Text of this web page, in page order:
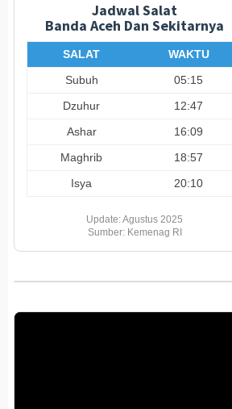
Jadwal Salat
Banda Aceh Dan Sekitarnya
SALAT
WAKTU
Subuh
05:15
Dzuhur
12:47
Ashar
16:09
Maghrib
18:57
Isya
20:10
Update: Agustus 2025
Sumber: Kemenag RI